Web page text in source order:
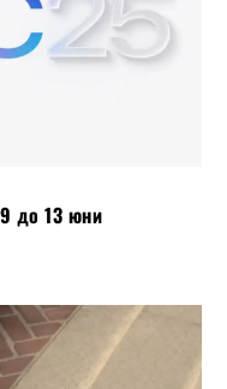
до 13 юни